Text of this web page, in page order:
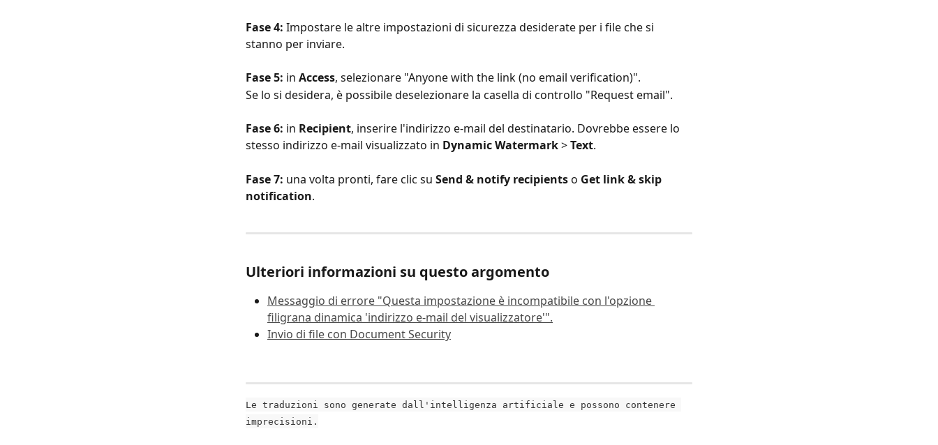
Fase 4: Impostare le altre impostazioni di sicurezza desiderate per i file che si
stanno per inviare.
Fase 5: in Access, selezionare "Anyone with the link (no email verification)".
Se lo si desidera, è possibile deselezionare la casella di controllo "Request email".
Fase 6: in Recipient, inserire l'indirizzo e-mail del destinatario. Dovrebbe essere lo
stesso indirizzo e-mail visualizzato in Dynamic Watermark > Text.
Fase 7: una volta pronti, fare clic su Send & notify recipients o Get link & skip
notification.
Ulteriori informazioni su questo argomento
Messaggio di errore "Questa impostazione è incompatibile con l'opzione
filigrana dinamica 'indirizzo e-mail del visualizzatore'".
Invio di file con Document Security
Le traduzioni sono generate dall'intelligenza artificiale e possono contenere
imprecisioni.